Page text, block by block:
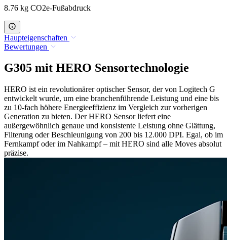
8.76 kg CO2e-Fußabdruck
Haupteigenschaften
Bewertungen
G305 mit HERO Sensortechnologie
HERO ist ein revolutionärer optischer Sensor, der von Logitech G
entwickelt wurde, um eine branchenführende Leistung und eine bis
zu 10-fach höhere Energieeffizienz im Vergleich zur vorherigen
Generation zu bieten. Der HERO Sensor liefert eine
außergewöhnlich genaue und konsistente Leistung ohne Glättung,
Filterung oder Beschleunigung von 200 bis 12.000 DPI. Egal, ob im
Fernkampf oder im Nahkampf – mit HERO sind alle Moves absolut
präzise.